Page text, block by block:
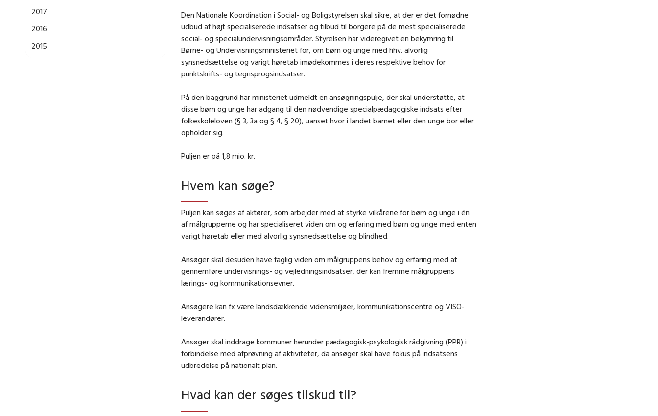
2017
2016
2015
Den Nationale Koordination i Social- og Boligstyrelsen skal sikre, at der er det fornødne
udbud af højt specialiserede indsatser og tilbud til borgere på de mest specialiserede
social- og specialundervisningsområder. Styrelsen har videregivet en bekymring til
Børne- og Undervisningsministeriet for, om børn og unge med hhv. alvorlig
synsnedsættelse og varigt høretab imødekommes i deres respektive behov for
punktskrifts- og tegnsprogsindsatser.
På den baggrund har ministeriet udmeldt en ansøgningspulje, der skal understøtte, at
disse børn og unge har adgang til den nødvendige specialpædagogiske indsats efter
folkeskoleloven (§ 3, 3a og § 4, § 20), uanset hvor i landet barnet eller den unge bor eller
opholder sig.
Puljen er på 1,8 mio. kr.
Hvem kan søge?
Puljen kan søges af aktører, som arbejder med at styrke vilkårene for børn og unge i én
af målgrupperne og har specialiseret viden om og erfaring med børn og unge med enten
varigt høretab eller med alvorlig synsnedsættelse og blindhed.
Ansøger skal desuden have faglig viden om målgruppens behov og erfaring med at
gennemføre undervisnings- og vejledningsindsatser, der kan fremme målgruppens
lærings- og kommunikationsevner.
Ansøgere kan fx være landsdækkende vidensmiljøer, kommunikationscentre og VISO-
leverandører.
Ansøger skal inddrage kommuner herunder pædagogisk-psykologisk rådgivning (PPR) i
forbindelse med afprøvning af aktiviteter, da ansøger skal have fokus på indsatsens
udbredelse på nationalt plan.
Hvad kan der søges tilskud til?